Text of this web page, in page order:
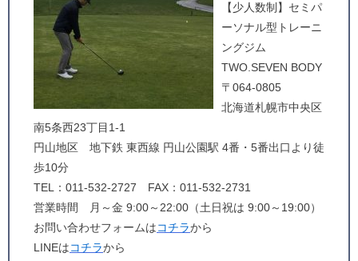
【少人数制】セミパ
ーソナル型トレーニ
ングジム
TWO.SEVEN BODY
〒064-0805
北海道札幌市中央区
南5条西23丁目1-1
円山地区 地下鉄 東西線 円山公園駅 4番・5番出口より徒
歩10分
TEL：011-532-2727 FAX：011-532-2731
営業時間 月～金 9:00～22:00（土日祝は 9:00～19:00）
お問い合わせフォームはコチラから
LINEはコチラから